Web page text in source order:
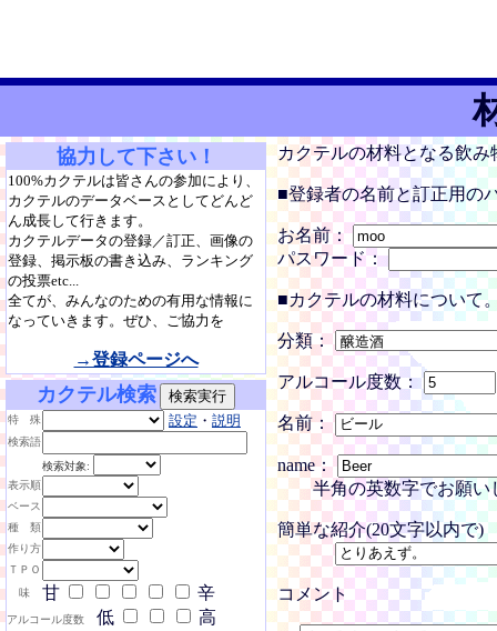
協力して下さい！
100%カクテルは皆さんの参加により、
カクテルのデータベースとしてどんど
ん成長して行きます。
カクテルデータの登録／訂正、画像の
登録、掲示板の書き込み、ランキング
の投票etc...
全てが、みんなのための有用な情報に
なっていきます。ぜひ、ご協力を
→登録ページへ
カクテル検索
特 殊 設定 ・ 説明
検索語
検索対象:
表示順
ベース
種 類
作り方
ＴＰＯ
味
甘 辛
アルコール度数 低
高
カクテルの材料となる飲
■登録者の名前と訂正用の
お名前：
パスワード：
■カクテルの材料について
分類：
アルコール度数：
名前：
name：
半角の英数字でお願い
簡単な紹介(20文字以内で)
コメント